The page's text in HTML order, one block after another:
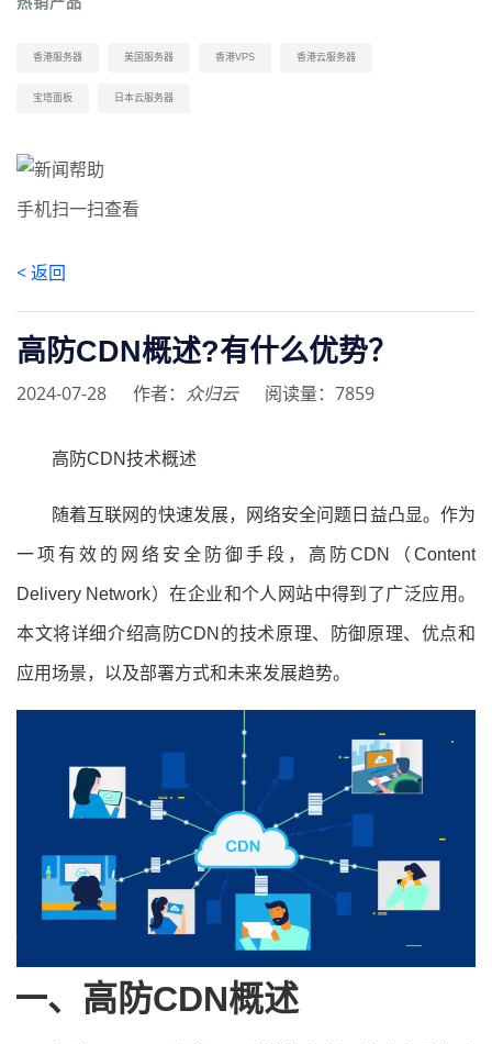
香港服务器 美国服务器 香港VPS 香港云服务器
宝塔面板 日本云服务器
手机扫一扫查看
< 返回
高防CDN概述?有什么优势？
2024-07-28 作者： 众归云 阅读量：7859
高防CDN技术概述
随着互联网的快速发展，网络安全问题日益凸显。作为
一项有效的网络安全防御手段，高防CDN（Content
Delivery Network）在企业和个人网站中得到了广泛应用。
本文将详细介绍高防CDN的技术原理、防御原理、优点和
应用场景，以及部署方式和未来发展趋势。
一、高防CDN概述